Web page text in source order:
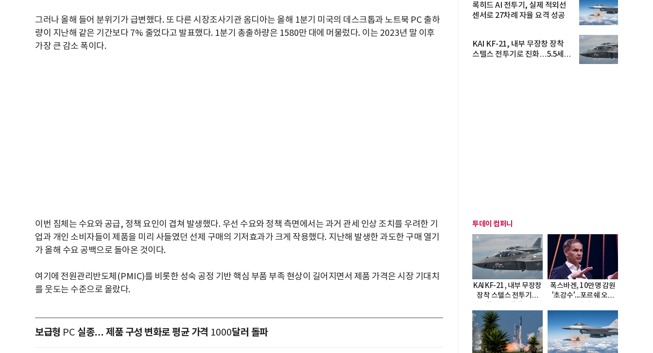
그러나 올해 들어 분위기가 급변했다. 또 다른 시장조사기관 옴디아는 올해 1분기 미국의 데스크톱과 노트북 PC 출하
량이 지난해 같은 기간보다 7% 줄었다고 발표했다. 1분기 총출하량은 1580만 대에 머물렀다. 이는 2023년 말 이후
가장 큰 감소 폭이다.
이번 침체는 수요와 공급, 정책 요인이 겹쳐 발생했다. 우선 수요와 정책 측면에서는 과거 관세 인상 조치를 우려한 기
업과 개인 소비자들이 제품을 미리 사들였던 선제 구매의 기저효과가 크게 작용했다. 지난해 발생한 과도한 구매 열기
가 올해 수요 공백으로 돌아온 것이다.
여기에 전원관리반도체 (PMIC)를 비롯한 성숙 공정 기반 핵심 부품 부족 현상이 길어지면서 제품 가격은 시장 기대치
를 웃도는 수준으로 올랐다.
보급형 PC 실종… 제품 구성 변화로 평균 가격 1000달러 돌파
록히드 AI 전투기, 실제 적외선
센서로 27차례 자율 요격 성공
KAI KF-21, 내부 무장창 장착
스텔스 전투기로 진화…5.5세대
투데이 컴퍼니
KAI KF-21, 내부 무장창
장착 스텔스 전투기로
폭스바겐, 10만명 감원
'초강수'...포르쉐 오너